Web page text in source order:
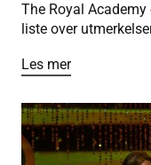
The Royal
liste over
Les mer